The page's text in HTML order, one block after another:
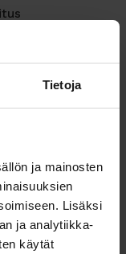
Tietoja
ja mainosten
Lisäksi
ja analytiikka-
käytät
kauttamme.